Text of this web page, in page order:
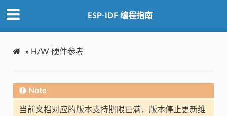
ESP-IDF 编程指南
» H/W 硬件参考
Note
当前文档对应的版本支持期限已满，版本停止更新维